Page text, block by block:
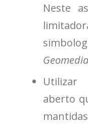
Neste
Geomedia
Utilizar
aberto